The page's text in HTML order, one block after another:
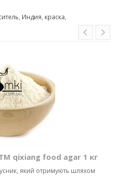
, Индия, краска,
qixiang food agar 1 кг
який отримують шляхом